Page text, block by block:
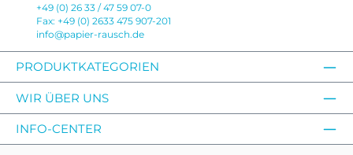
+49 (0) 26 33 / 47 59 07-0
Fax: +49 (0) 2633 475 907-201
info@papier-rausch.de
PRODUKTKATEGORIEN
WIR ÜBER UNS
INFO-CENTER